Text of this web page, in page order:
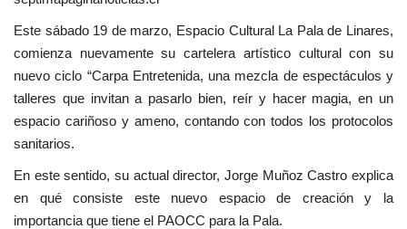
Este sábado 19 de marzo, Espacio Cultural La Pala de Linares,
comienza nuevamente su cartelera artístico cultural con su
nuevo ciclo “Carpa Entretenida, una mezcla de espectáculos y
talleres que invitan a pasarlo bien, reír y hacer magia, en un
espacio cariñoso y ameno, contando con todos los protocolos
sanitarios.
En este sentido, su actual director, Jorge Muñoz Castro explica
en qué consiste este nuevo espacio de creación y la
importancia que tiene el PAOCC para la Pala.